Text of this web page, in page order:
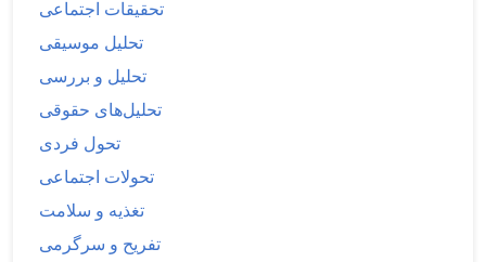
تحقیقات اجتماعی
تحلیل موسیقی
تحلیل و بررسی
تحلیل‌های حقوقی
تحول فردی
تحولات اجتماعی
تغذیه و سلامت
تفریح و سرگرمی